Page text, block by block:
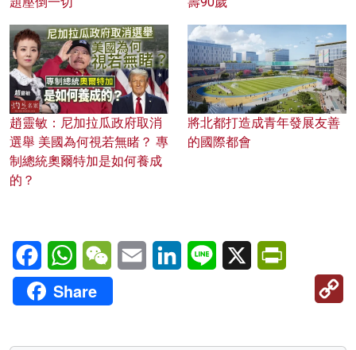
趙靈敏：尼加拉瓜政府取消
選舉 美國為何視若無睹？ 專
制總統奧爾特加是如何養成
的？
將北都打造成青年發展友善
的國際都會
FacebookWhatsAppWeChatEmail LinkedInLine X
Share